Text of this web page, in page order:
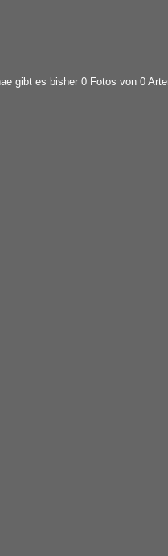
gibt es bisher 0 Fotos von 0